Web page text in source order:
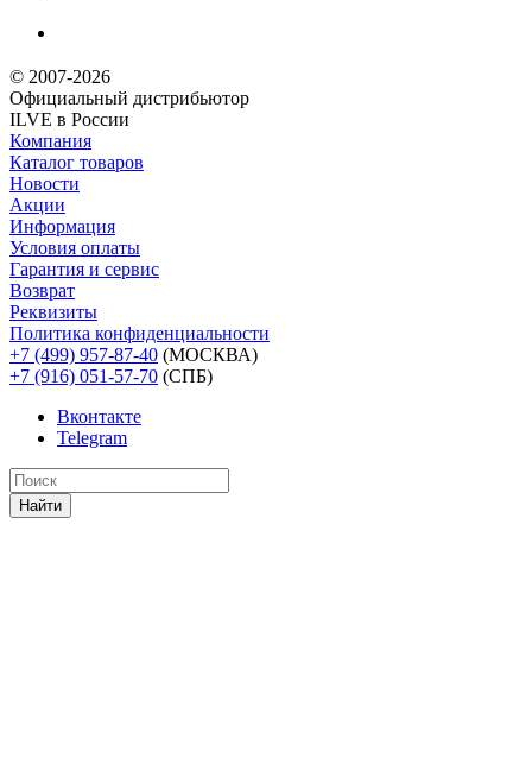
© 2007-2026
Официальный дистрибьютoр
ILVE в России
Компания
Каталог товаров
Новости
Акции
Информация
Условия оплаты
Гарантия и сервис
Возврат
Реквизиты
Политика конфиденциальности
+7 (499) 957-87-40 (МОСКВА)
+7 (916) 051-57-70 (СПБ)
Вконтакте
Telegram
Найти